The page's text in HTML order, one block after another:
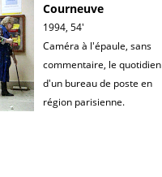
Courneuve
1994, 54'
Caméra à l'épaule, sans
commentaire, le quotidien
d'un bureau de poste en
région parisienne.